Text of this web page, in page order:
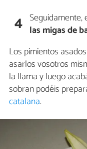
4 las migas de
Los pimientos
asarlos vosotros
la llama y luego
sobran podéis
catalana.